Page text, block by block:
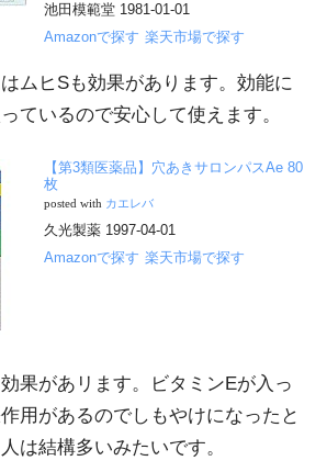
池田模範堂 1981-01-01
Amazonで探す 楽天市場で探す
ムヒSも効果があります。効能に
ているので安心して使えます。
【第3類医薬品】穴あきサロンパスAe 80
枚
posted with カエレバ
久光製薬 1997-04-01
Amazonで探す 楽天市場で探す
果があリます。ビタミンEが入っ
用があるのでしもやけになったと
は結構多いみたいです。